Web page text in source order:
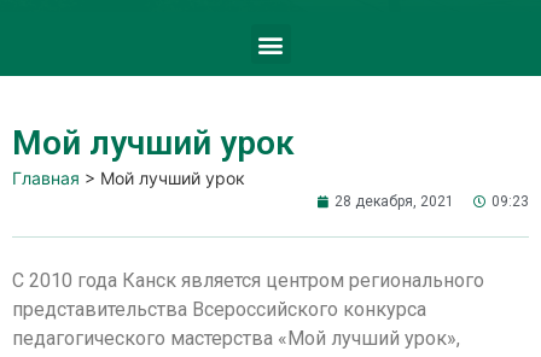
Мой лучший урок
Главная > Мой лучший урок
28 декабря, 2021 09:23
С 2010 года Канск является центром регионального
представительства Всероссийского конкурса
педагогического мастерства «Мой лучший урок»,